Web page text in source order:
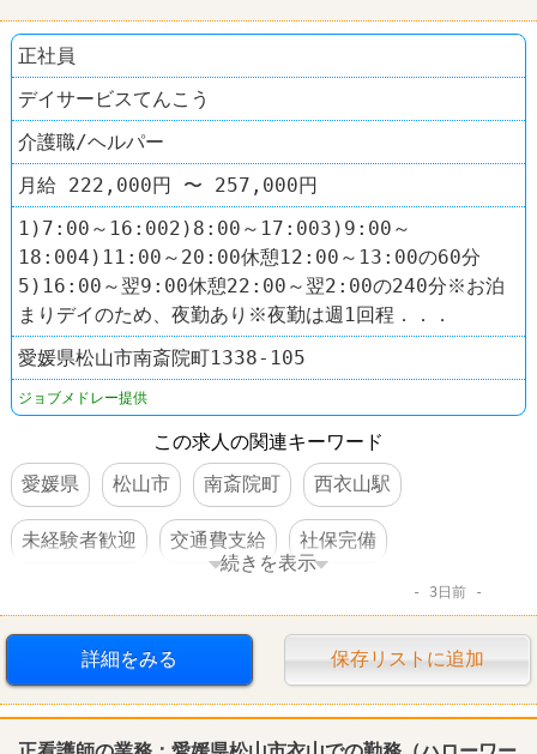
正社員
デイサービスてんこう
介護職/ヘルパー
月給 222,000円 〜 257,000円
1)7:00～16:002)8:00～17:003)9:00～
18:004)11:00～20:00休憩12:00～13:00の60分
5)16:00～翌9:00休憩22:00～翌2:00の240分※お泊
まりデイのため、夜勤あり※夜勤は週1回程．．．
愛媛県松山市南斎院町1338-105
ジョブメドレー提供
この求人の関連キーワード
愛媛県
松山市 南斎院町 西衣山駅
未経験者歓迎 交通費支給 社保完備
車・バイク通勤可
続きを表示
3日前
詳細をみる 保存リストに追加